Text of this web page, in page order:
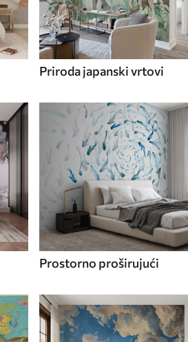
Priroda japanski vrtovi
Prostorno proširujući